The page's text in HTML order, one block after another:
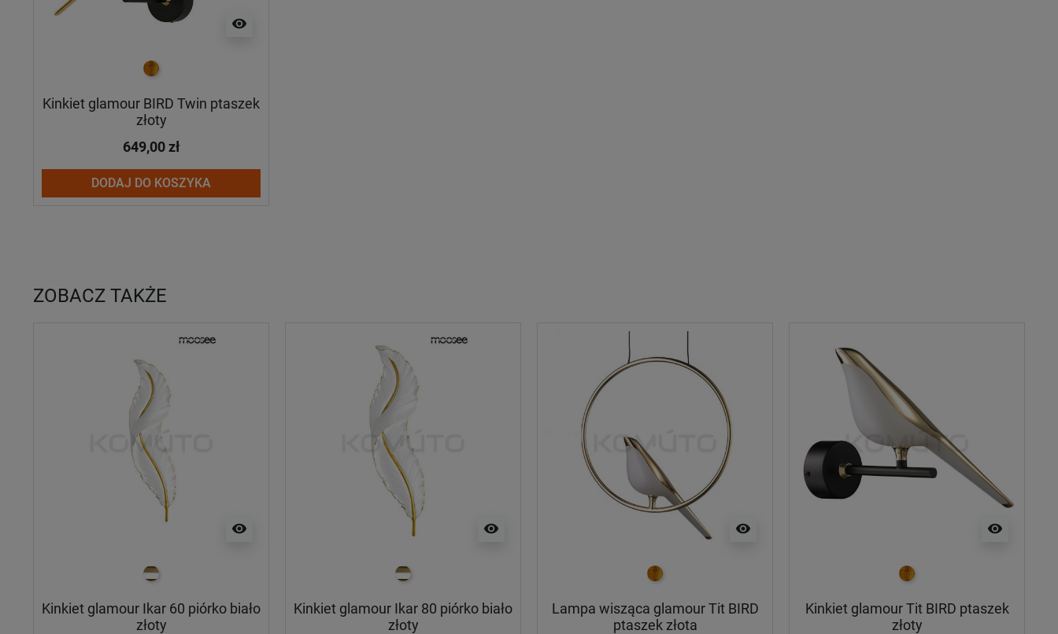
visibility
złoty
Kinkiet glamour BIRD Twin ptaszek
złoty
649,00 zł
DODAJ DO KOSZYKA
ZOBACZ TAKŻE
visibility
biało złoty
Kinkiet glamour Ikar 60 piórko biało
złoty
visibility
biało złoty
Kinkiet glamour Ikar 80 piórko biało
złoty
visibility
złoty
Lampa wisząca glamour Tit BIRD
ptaszek złota
visibility
złoty
Kinkiet glamour Tit BIRD ptaszek
złoty